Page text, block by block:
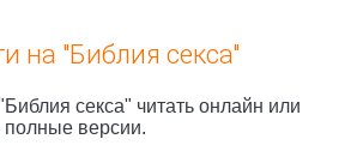
на "Библия секса"
секса" читать онлайн или
полные версии.